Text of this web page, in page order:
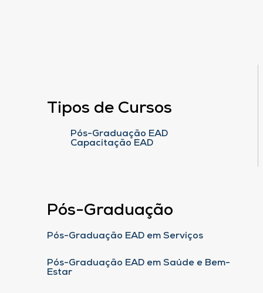
Tipos de Cursos
Pós-Graduação EAD
Capacitação EAD
Pós-Graduação
Pós-Graduação EAD em Serviços
Pós-Graduação EAD em Saúde e Bem-
Estar